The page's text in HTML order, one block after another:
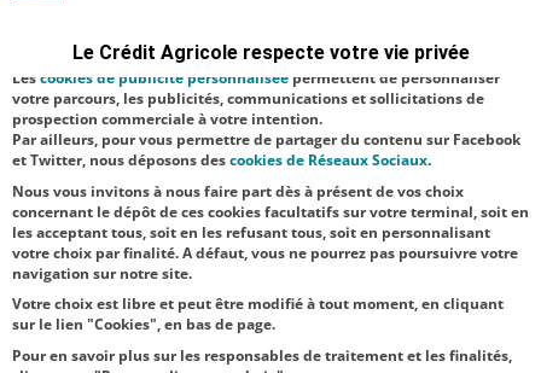
Aucune catégorie
RSE
Sport
NOS
ACTUALITÉS
TOUTES NOS ACTUALITÉS
Le Crédit Agricole respecte votre vie privée
satisfaction facultatifs.
Lescookies de publicité personnalisée permettent de personnaliser
votre parcours, les publicités, communications et sollicitations de
prospection commerciale à votre intention.
Par ailleurs, pour vous permettre de partager du contenu sur Facebook
et Twitter, nous déposons descookies de Réseaux Sociaux.
Nous vous invitons à nous faire part dès à présent de vos choix
concernant le dépôt de ces cookies facultatifs sur votre terminal, soit en
les acceptant tous, soit en les refusant tous, soit en personnalisant
votre choix par finalité. A défaut, vous ne pourrez pas poursuivre votre
navigation sur notre site.
Votre choix est libre et peut être modifié à tout moment, en cliquant
sur le lien "Cookies", en bas de page.
Pour en savoir plus sur les responsables de traitement et les finalités,